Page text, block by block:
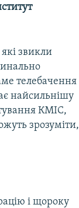
звикли
телебачення
найсильнішу
КМІС,
зрозуміти,
і щороку